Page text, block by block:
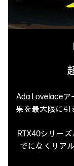
Ada Lovelace
果を最大限に引
RTX40シリー
でになくリア